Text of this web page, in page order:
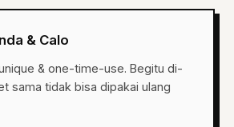
& Calo
& one-time-use. Begitu di-
sama tidak bisa dipakai ulang